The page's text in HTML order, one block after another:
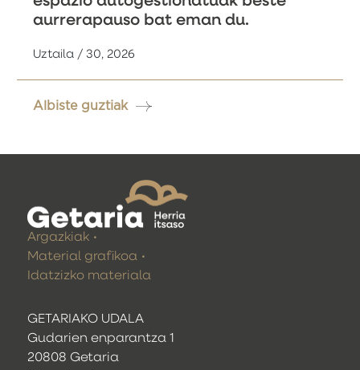
aurrerapauso bat eman du.
Uztaila / 30, 2026
Albiste guztiak
GETARIAKO UDALA
Gudarien enparantza 1
20808 Getaria
Argazkiak
Material grafikoa
Idatzizko materiala